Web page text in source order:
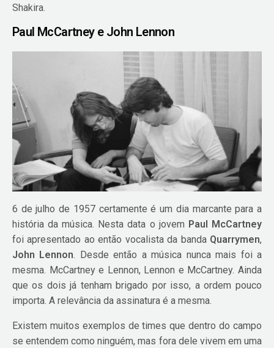
Shakira.
Paul McCartney e John Lennon
6 de julho de 1957 certamente é um dia marcante para a
história da música. Nesta data o jovem Paul McCartney
foi apresentado ao então vocalista da banda Quarrymen,
John Lennon. Desde então a música nunca mais foi a
mesma. McCartney e Lennon, Lennon e McCartney. Ainda
que os dois já tenham brigado por isso, a ordem pouco
importa. A relevância da assinatura é a mesma.
Existem muitos exemplos de times que dentro do campo
se entendem como ninguém, mas fora dele vivem em uma